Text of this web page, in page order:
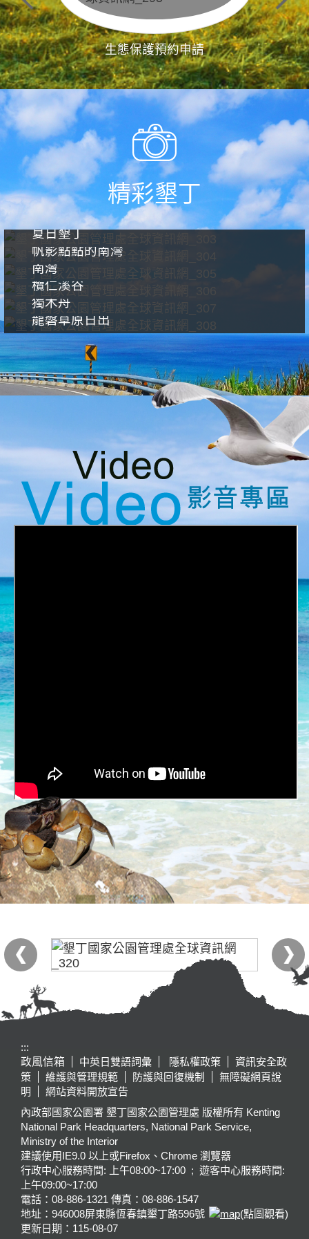
生態保護預約申請
精彩墾丁
夏日墾丁
帆影點點的南灣
南灣
欖仁溪谷
獨木舟
龍磐草原日出
:::
政風信箱
中英日雙語詞彙 隱私權政策
資訊安全政
策
維護與管理規範 防護與回復機制
無障礙網頁說
明
網站資料開放宣告
內政部國家公園署 墾丁國家公園管理處 版權所有 Kenting
National Park Headquarters, National Park Service,
Ministry of the Interior
建議使用IE9.0 以上或Firefox、Chrome 瀏覽器
行政中心服務時間: 上午08:00~17:00 ; 遊客中心服務時間:
上午09:00~17:00
電話：08-886-1321 傳真：08-886-1547
地址：946008屏東縣恆春鎮墾丁路596號
(點圖觀看)
更新日期： 115-08-07